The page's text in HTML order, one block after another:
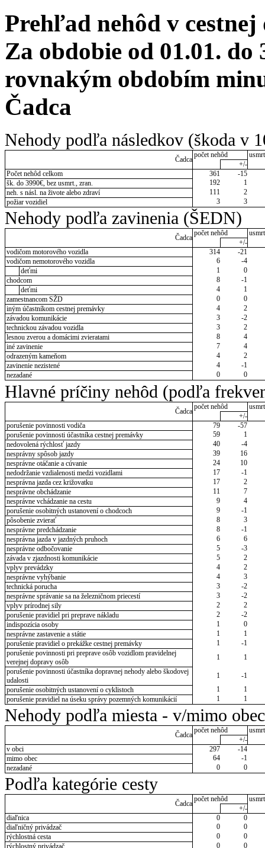
Prehľad nehôd v cestnej
Za obdobie od 01.01. do
rovnakým obdobím
Čadca
Nehody podľa následkov (škoda v
Čadca
počet nehôd
+/-
Počet nehôd celkom
361
-15
šk. do 3990€, bez usmrt., zran.
192
1
neh. s násl. na živote alebo zdraví
111
2
požiar vozidiel
3 3
Nehody podľa zavinenia (ŠEDN)
Čadca
počet nehôd
+/-
vodičom motorového vozidla
314
-21
vodičom nemotorového vozidla
6
-4
deťmi
1
0
chodcom
8
-1
deťmi
4
1
zamestnancom SŽD
0
0
iným účastníkom cestnej premávky
4
2
závadou komunikácie
3
-2
technickou závadou vozidla
3
2
lesnou zverou a domácimi zvieratami
8
4
iné zavinenie
7
4
odrazeným kameňom
4
2
zavinenie nezistené
4
-1
nezadané
0 0
Hlavné príčiny nehôd (podľa
Čadca
počet nehôd
+/-
porušenie povinnosti vodiča
79
-57
porušenie povinnosti účastníka cestnej premávky
59
1
nedovolená rýchlosť jazdy
40
-4
nesprávny spôsob jazdy
39
16
nesprávne otáčanie a cúvanie
24
10
nedodržanie vzdialenosti medzi vozidlami
17
-1
nesprávna jazda cez križovatku
17
2
nesprávne obchádzanie
11
7
nesprávne vchádzanie na cestu
9
4
porušenie osobitných ustanovení o chodcoch
9
-1
pôsobenie zvierať
8
3
nesprávne predchádzanie
8
-1
nesprávna jazda v jazdných pruhoch
6
6
nesprávne odbočovanie
5
-3
závada v zjazdnosti komunikácie
5
2
vplyv prevádzky
4
2
nesprávne vyhýbanie
4
3
technická porucha
3
-2
nesprávne správanie sa na železničnom priecestí
3
-2
vplyv prírodnej sily
2
2
porušenie pravidiel pri preprave nákladu
2
-2
indispozícia osoby
1
0
nesprávne zastavenie a státie
1
1
porušenie pravidiel o prekážke cestnej premávky
1
-1
porušenie povinnosti pri preprave osôb vozidlom pravidelnej
verejnej dopravy osôb
1
1
porušenie povinnosti účastníka dopravnej nehody alebo škodovej
udalosti
1
-1
porušenie osobitných ustanovení o cyklistoch
1
1
porušenie pravidiel na úseku správy pozemných komunikácií
1 1
Nehody podľa miesta - v/mimo obec
Čadca
počet nehôd
+/-
v obci
297
-14
mimo obec
64
-1
nezadané
0 0
Podľa kategórie cesty
Čadca
počet nehôd
+/-
diaľnica
0
0
diaľničný privádzač
0
0
rýchlostná cesta
0
0
rýchlostný privádzač
0
0